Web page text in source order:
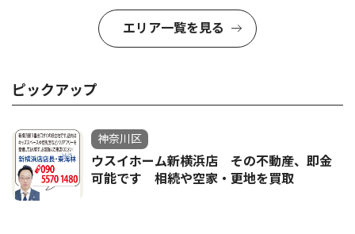
エリア一覧を見る
ピックアップ
神奈川区
ウスイホーム新横浜店 その不動産、即金
可能です 相続や空家・更地を買取